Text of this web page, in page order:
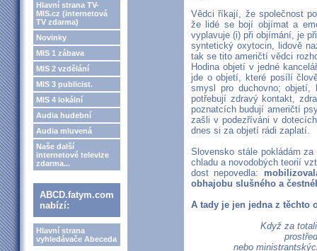
Hlavní strana TV-
MIS.cz (internetová
TV zdarma)
Novinky
MIS 1 zábava
MIS 2 vzdělání
MIS 3 publicist.
MIS 4 lokální
Audia hudební
Audia mluvená
Naše další
internetové televize
zdarma...
ABCD.fatym.com
nabízí:
Hlavní strana
vyhledávače Abeceda
Vědci říkají, že společnost
že lidé se bojí objímat a
vyplavuje (i) při objímání, je
syntetický oxytocin, lidově
tak se tito američtí vědci
Hodina objetí v jedné
jde o objetí, které posílí
smysl pro duchovno; objetí,
potřebují zdravý kontakt,
poznatcích budují američtí
zašli v podezříváni v
dnes si za objetí rádi zaplatí.
Slovensko stále pokládám
chladu a novodobých teorií
dost nepovedla:
obhajobu slušného a
A tady je jen jedna z těchto
Když za
nebo